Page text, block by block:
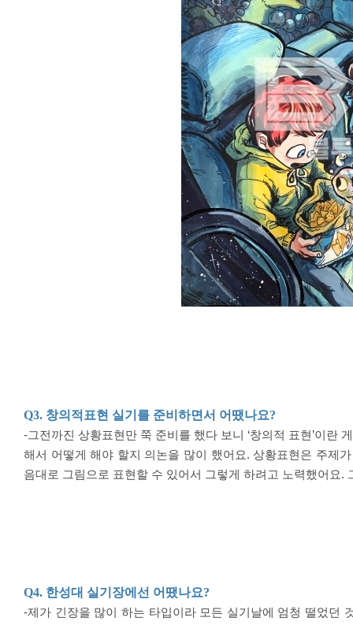
Q3. 창의적표현 실기를 준비하면서 어땠나요?
-그전까진 상황표현만 쭉 준비를 했다 보니 ‘창의적 표현 ’이란
해서 어떻게 해야 할지 의논을 많이 했어요.상황표현은 주제
음대로 그림으로 표현할 수 있어서 그렇게 하려고 노력했어요.
Q4. 한성대 실기장에선 어땠나요?
-제가 긴장을 많이 하는 타입이라 모든 실기날에 엄청 떨었던